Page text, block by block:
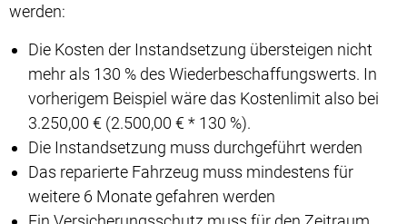
werden:
Die Kosten der Instandsetzung übersteigen nicht
mehr als 130 % des Wiederbeschaffungswerts. In
vorherigem Beispiel wäre das Kostenlimit also bei
3.250,00 € (2.500,00 € * 130 %).
Die Instandsetzung muss durchgeführt werden
Das reparierte Fahrzeug muss mindestens für
weitere 6 Monate gefahren werden